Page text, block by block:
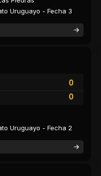
Uruguayo - Fecha 3
0
0
Uruguayo - Fecha 2